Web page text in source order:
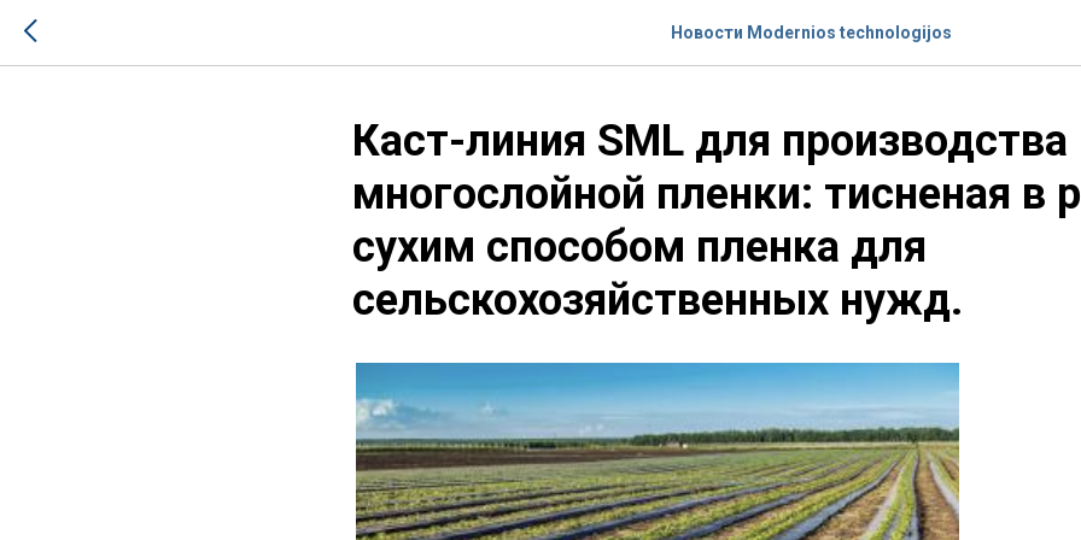
Новости Modernios technologijos
Каст-линия SML для производства
многослойной пленки: тисненая в
сухим способом пленка для
сельскохозяйственных нужд.